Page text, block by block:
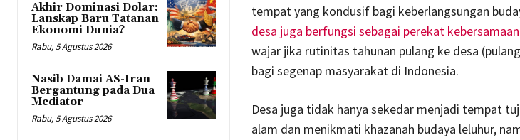
Akhir Dominasi Dolar:
Lanskap Baru Tatanan
Ekonomi Dunia?
Rabu, 5 Agustus 2026
Nasib Damai AS-Iran
Bergantung pada Dua
Mediator
Rabu, 5 Agustus 2026
tempat yang kondusif bagi keberlangsungan
desa juga berfungsi sebagai perekat
wajar jika rutinitas tahunan pulang ke desa
bagi segenap masyarakat di Indonesia.
Desa juga tidak hanya sekedar menjadi tempat
alam dan menikmati khazanah budaya leluhur,